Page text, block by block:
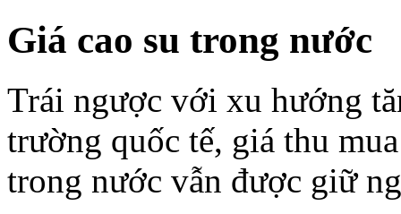
Giá cao su trong nước
Trái ngược với xu hướng
trường quốc tế, giá thu
trong nước vẫn được giữ